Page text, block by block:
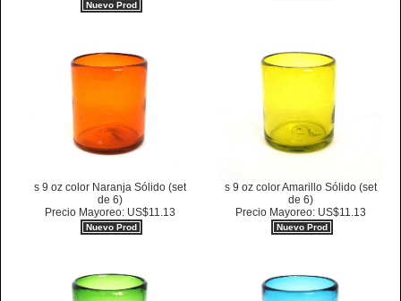
Nuevo Prod
s 9 oz color Naranja Sólido (set
de 6)
Precio Mayoreo: US$11.13
Nuevo Prod
s 9 oz color Amarillo Sólido (set
de 6)
Precio Mayoreo: US$11.13
Nuevo Prod